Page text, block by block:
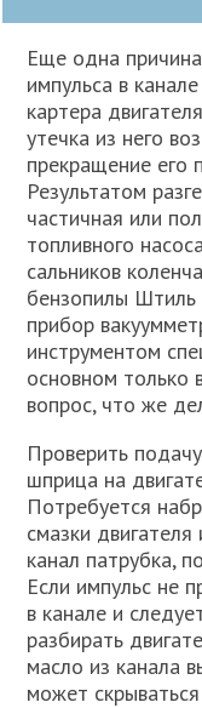
Еще одна
импульса в
картера
утечка из него
прекращение его
Результатом
частичная или
топливного
сальников
бензопилы Штиль
прибор
инструментом
основном только
вопрос, что же
Проверить
шприца на
Потребуется
смазки
канал патрубка,
Если импульс не
в канале и
разбирать
масло из канала
может